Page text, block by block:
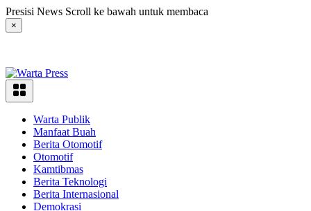
Langsung
ke
konten
Presisi News Scroll ke bawah untuk membaca
×
Warta Publik
Manfaat Buah
Berita Otomotif
Otomotif
Kamtibmas
Berita Teknologi
Berita Internasional
Demokrasi